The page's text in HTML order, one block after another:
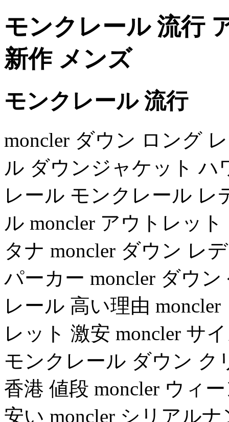
モンクレール 流行
新作 メンズ
モンクレール 流行
moncler ダウン ロング
ル ダウンジャケット ハ
レール モンクレール レ
ル moncler アウトレッ
タナ moncler ダウン レ
パーカー moncler ダウ
レール 高い理由
レット 激安 moncler サ
モンクレール ダウン ク
香港 値段 moncler ウィ
安い moncler シリアル